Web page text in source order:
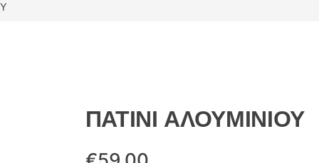
ΠΑΤΙΝΙ ΑΛΟΥΜΙΝΙΟΥ